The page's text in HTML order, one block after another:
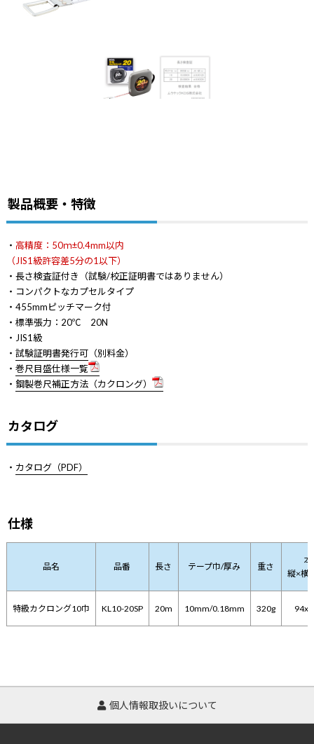
製品概要・特徴
・ 高精度：50ｍ±0.4mm以内
（JIS1級許容差5分の1以下）
・長さ検査証付き（試験/校正証明書ではありません）
・コンパクトなカプセルタイプ
・455mmピッチマーク付
・標準張力：20℃ 20N
・JIS1級
・ 試験証明書発行可（別料金）
・ 巻尺目盛仕様一覧
・ 鋼製巻尺補正方法（カクロング）
カタログ
・ カタログ（PDF）
仕様
品名 品番 長さ テープ巾/厚み 重さ
縦×横
特級カクロング10巾 KL10-20SP 20m 10mm/0.18mm 320g
個人情報取扱いについて